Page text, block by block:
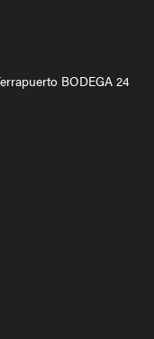
BODEGA 24